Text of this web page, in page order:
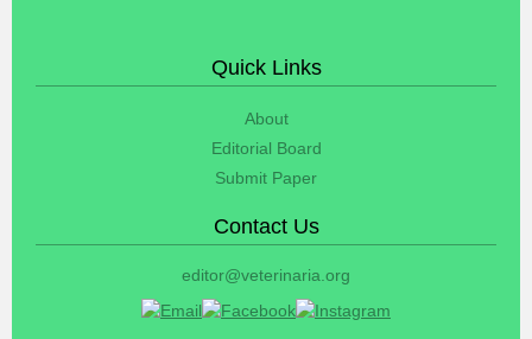
Quick Links
About
Editorial Board
Submit Paper
Contact Us
editor@veterinaria.org